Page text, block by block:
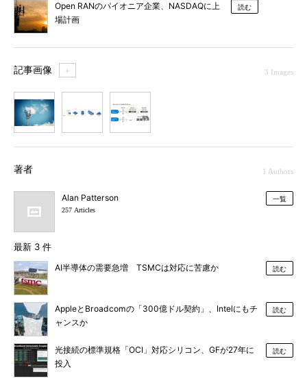
Open RANのパイオニア企業、NASDAQに上
場計画
読む
記事画像 ＋ 3 Images
著者 1 Authors
Alan Patterson
257 Articles
一覧
最新 3 件
AI半導体の需要急増 TSMCは対応に苦慮か 読む
AppleとBroadcomの「300億ドル契約」、Intelにもチ
ャンスか
読む
光接続の標準規格「OCI」対応シリコン、GFが27年に
投入
読む